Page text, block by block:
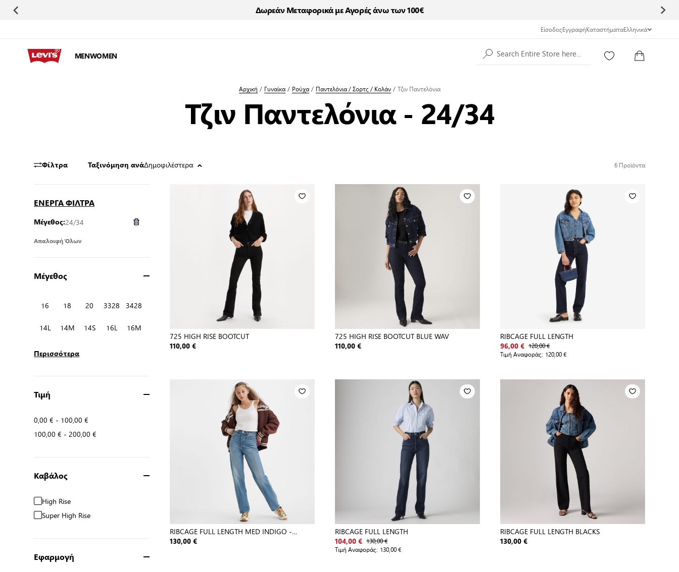
Δωρεάν Μεταφορικά με Αγορές άνω των 100€
ΕίσοδοςΕγγραφήΚαταστήματαΕλληνικά
MENWOMEN Search Entire Store here...
Αρχική / Γυναίκα / Ρούχα / Παντελόνια / Σορτς / Κολάν / Τζιν Παντελόνια
Τζιν Παντελόνια - 24/34
Φίλτρα Ταξινόμηση ανάΔημοφιλέστερα 6Προϊόντα
ΕΝΕΡΓΑ ΦΙΛΤΡΑ
Μέγεθος:24/34
Απαλοιφή Όλων
Μέγεθος
16 18 20 3328 3428
14L
14M 14S 16L 16M
Περισσότερα
Τιμή
0,00 € - 100,00 €
100,00 € -200,00 €
Καβάλος
High Rise
Super High Rise
Εφαρμογή
725 HIGH RISE BOOTCUT
110,00 €
725 HIGH RISE BOOTCUT BLUE WAV
110,00 €
RIBCAGE FULL LENGTH
96,00 € 120,00 €
Τιμή Αναφοράς: 120,00 €
RIBCAGE FULL LENGTH MED INDIGO -
WORN IN
130,00 €
RIBCAGE FULL LENGTH
104,00 € 130,00 €
Τιμή Αναφοράς: 130,00 €
RIBCAGE FULL LENGTH BLACKS
130,00 €